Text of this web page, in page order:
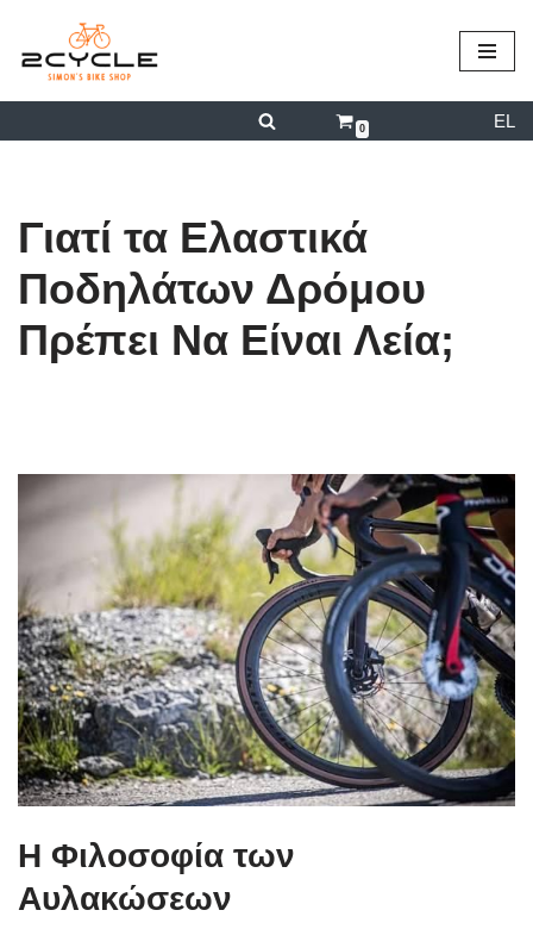
περιεχόμενο
Μεταπηδήστε
0 EL
Γιατί τα Ελαστικά
Ποδηλάτων Δρόμου
Πρέπει Να Είναι Λεία;
Η Φιλοσοφία των
Αυλακώσεων